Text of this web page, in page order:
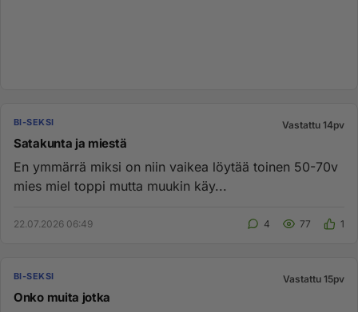
BI-SEKSI Vastattu 14pv
Satakunta ja miestä
En ymmärrä miksi on niin vaikea löytää toinen 50-70v
mies miel toppi mutta muukin käy...
22.07.2026 06:49 4 77 1
BI-SEKSI Vastattu 15pv
Onko muita jotka